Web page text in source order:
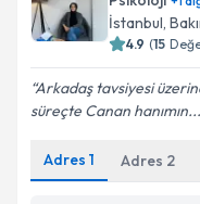
İstanbul,
4.9 (15
Arkadaş tavsiyesi
süreçte Canan hanımın...
Adres 1 Adres 2